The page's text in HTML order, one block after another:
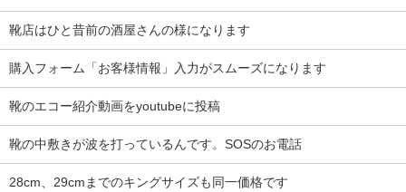
靴店はひと昔前の酒屋さんの様になります
購入フォーム「お客様情報」入力がスムーズになります
靴のエコー紹介動画をyoutubeに投稿
靴の中敷きが波を打っているんです。SOSのお電話
28cm、29cmまでのキングサイズも同一価格です